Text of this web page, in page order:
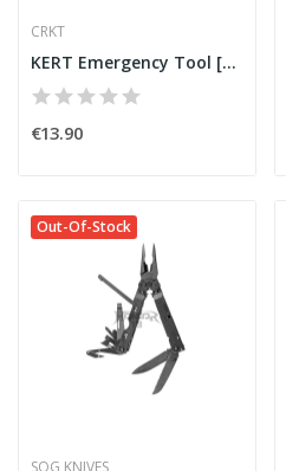
CRKT
KERT Emergency Tool [CRKT]
€13.90
Out-Of-Stock